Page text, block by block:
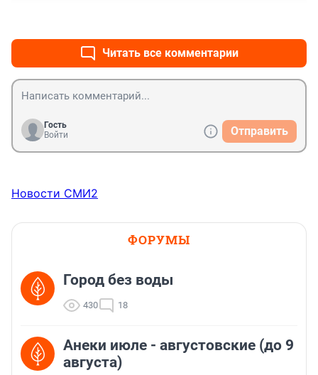
Читать все комментарии
Гость
Войти
Отправить
Новости СМИ2
ФОРУМЫ
Город без воды
430 18
Анеки июле - августовские (до 9
августа)